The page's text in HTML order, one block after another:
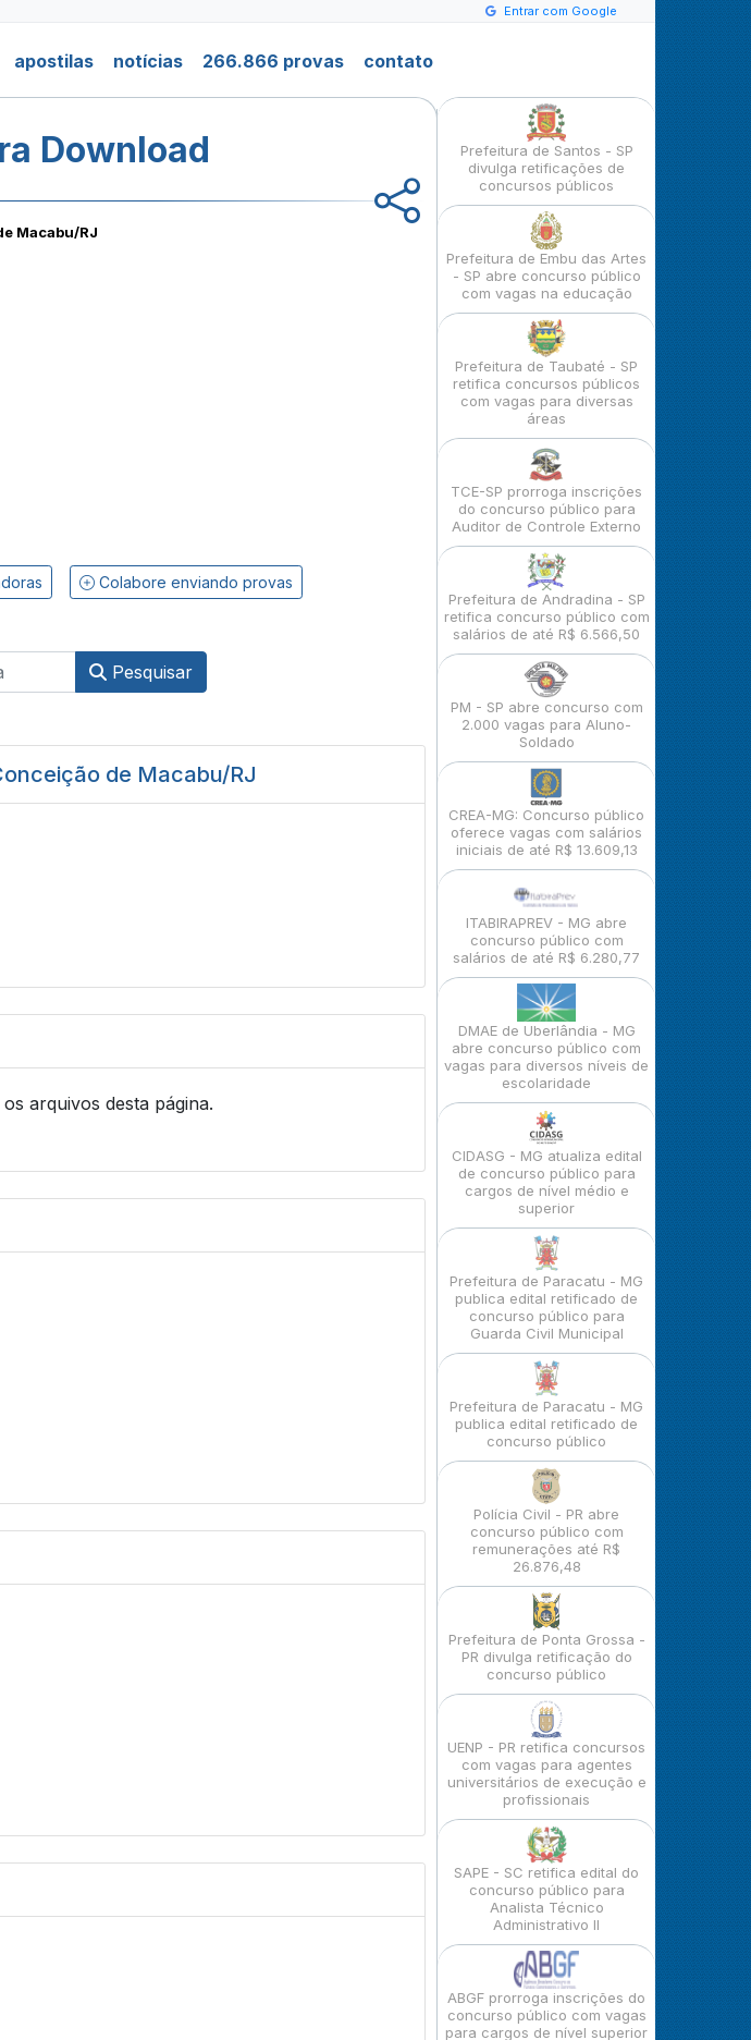
Entrar com Google
apostilas notícias 266.866 provas contato
Download
Macabu/RJ
Colabore enviando provas
Pesquisar
de Macabu/RJ
arquivos desta página.
Prefeitura de Santos - SP
divulga retificações de
concursos públicos
Prefeitura de Embu das Artes
- SP abre concurso público
com vagas na educação
Prefeitura de Taubaté - SP
retifica concursos públicos
com vagas para diversas
áreas
TCE-SP prorroga inscrições
do concurso público para
Auditor de Controle Externo
Prefeitura de Andradina - SP
retifica concurso público com
salários de até R$ 6.566,50
PM - SP abre concurso com
2.000 vagas para Aluno-
Soldado
CREA-MG: Concurso público
oferece vagas com salários
iniciais de até R$ 13.609,13
ITABIRAPREV - MG abre
concurso público com
salários de até R$ 6.280,77
DMAE de Uberlândia - MG
abre concurso público com
vagas para diversos níveis de
escolaridade
CIDASG - MG atualiza edital
de concurso público para
cargos de nível médio e
superior
Prefeitura de Paracatu - MG
publica edital retificado de
concurso público para
Guarda Civil Municipal
Prefeitura de Paracatu - MG
publica edital retificado de
concurso público
Polícia Civil - PR abre
concurso público com
remunerações até R$
26.876,48
Prefeitura de Ponta Grossa -
PR divulga retificação do
concurso público
UENP - PR retifica concursos
com vagas para agentes
universitários de execução e
profissionais
SAPE - SC retifica edital do
concurso público para
Analista Técnico
Administrativo II
ABGF prorroga inscrições do
concurso público com vagas
para cargos de nível superior